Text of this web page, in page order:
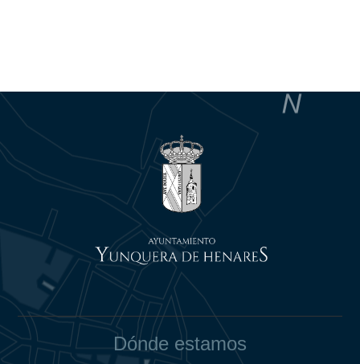
Dónde estamos